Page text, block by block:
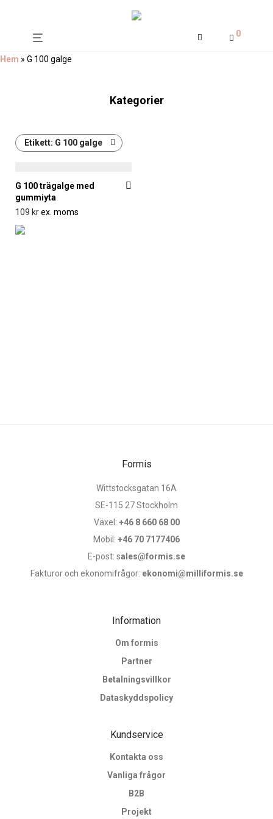
0
Hem » G 100 galge
Kategorier
Etikett: G 100 galge
G 100 trägalge med
gummiyta
109 krex. moms
Formis
Wittstocksgatan 16A
SE-115 27 Stockholm
Växel: +46 8 660 68 00
Mobil: +46 70 7177406
E-post: sales@formis.se
Fakturor och ekonomifrågor: ekonomi@milliformis.se
Information
Om formis
Partner
Betalningsvillkor
Dataskyddspolicy
Kundservice
Kontakta oss
Vanliga frågor
B2B
Projekt